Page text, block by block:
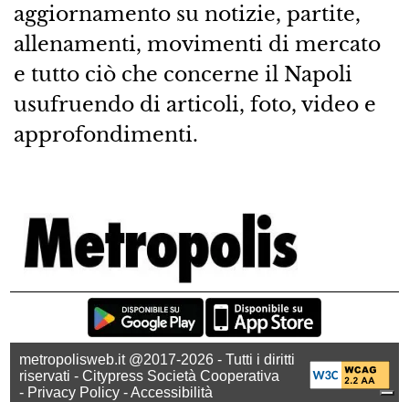
aggiornamento su notizie, partite,
allenamenti, movimenti di mercato
e tutto ciò che concerne il Napoli
usufruendo di articoli, foto, video e
approfondimenti.
metropolisweb.it @2017-2026 - Tutti i diritti
riservati - Citypress Società Cooperativa
- Privacy Policy -Accessibilità